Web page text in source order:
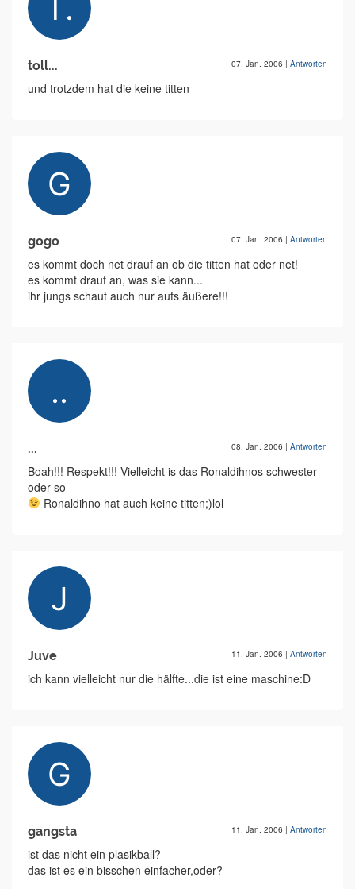
toll... 07. Jan. 2006 | Antworten
und trotzdem hat die keine titten
gogo 07. Jan. 2006 | Antworten
es kommt doch net drauf an ob die titten hat oder net!
es kommt drauf an, was sie kann...
ihr jungs schaut auch nur aufs äußere!!!
... 08. Jan. 2006 | Antworten
Boah!!! Respekt!!! Vielleicht is das Ronaldihnos schwester
oder so
Ronaldihno hat auch keine titten;)lol
Juve 11. Jan. 2006 | Antworten
ich kann vielleicht nur die hälfte...die ist eine maschine:D
gangsta 11. Jan. 2006 | Antworten
ist das nicht ein plasikball?
das ist es ein bisschen einfacher,oder?